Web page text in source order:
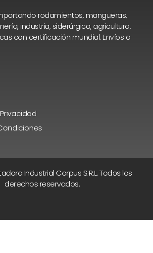
rodamientos, mangueras,
industria, siderúrgica, agricultura,
con certificación mundial. Envíos a
Industrial Corpus S.R.L. Todos los
derechos reservados.